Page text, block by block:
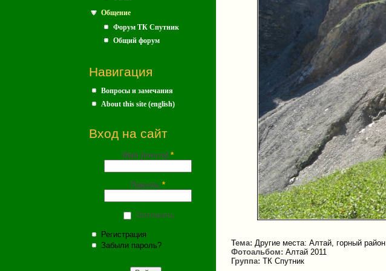
Общение
Форум ТК Спутник
Общий форум
Навигация
Вопросы и замечания
About this site (english)
Вход на сайт
Имя (почта) *
Пароль *
Запомнить
Регистрация
Забыли пароль?
Тема: Другие места: Алтай, горный район
Фотоальбом: Алтай 2011
Группа: ТК Спутник